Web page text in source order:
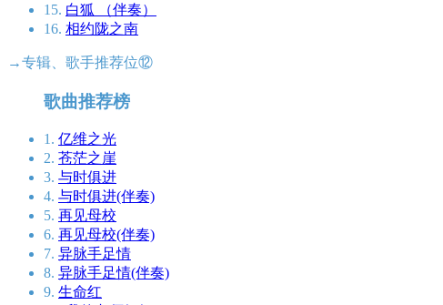
15. 白狐 （伴奏）
16. 相约陇之南
→专辑、歌手推荐位⑫
歌曲推荐榜
1. 亿维之光
2. 苍茫之崖
3. 与时俱进
4. 与时俱进(伴奏)
5. 再见母校
6. 再见母校(伴奏)
7. 异脉手足情
8. 异脉手足情(伴奏)
9. 生命红